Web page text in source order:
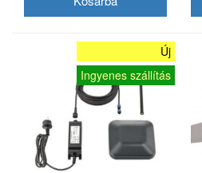
Új
Ingyenes szállítás